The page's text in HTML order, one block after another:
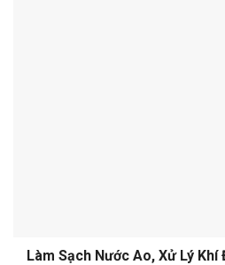
Làm Sạch Nước Ao, Xử Lý Khí